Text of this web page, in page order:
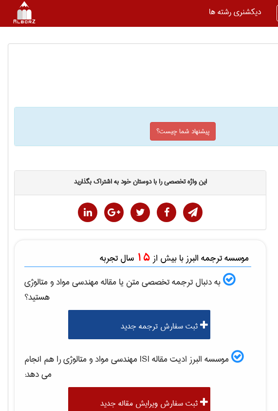
دیکشنری رشته ها
پیشنهاد شما چیست؟
این واژه تخصصی را با دوستان خود به اشتراک بگذارید
موسسه ترجمه البرز با بیش از 15 سال تجربه
به دنبال ترجمه تخصصی متن یا مقالهمهندسی مواد و متالوژی
هستید؟
ثبت سفارش ترجمه جدید
موسسه البرز ادیت مقاله ISI مهندسی مواد و متالوژیرا هم انجام
می دهد:
ثبت سفارش ویرایش مقاله جدید